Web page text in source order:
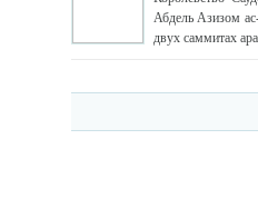
Абдель Азизом
двух саммитах